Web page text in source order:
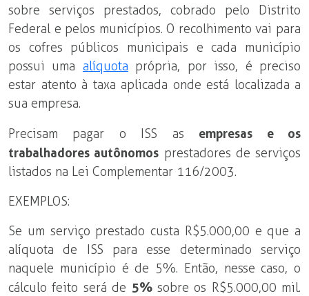
sobre serviços prestados, cobrado pelo Distrito
Federal e pelos municípios. O recolhimento vai para
os cofres públicos municipais e cada município
possui uma alíquota própria, por isso, é preciso
estar atento à taxa aplicada onde está localizada a
sua empresa.
Precisam pagar o ISS as empresas e os
trabalhadores autônomos prestadores de serviços
listados na Lei Complementar 116/2003.
EXEMPLOS:
Se um serviço prestado custa R$5.000,00 e que a
alíquota de ISS para esse determinado serviço
naquele município é de 5%. Então, nesse caso, o
cálculo feito será de 5%sobre os R$5.000,00 mil.